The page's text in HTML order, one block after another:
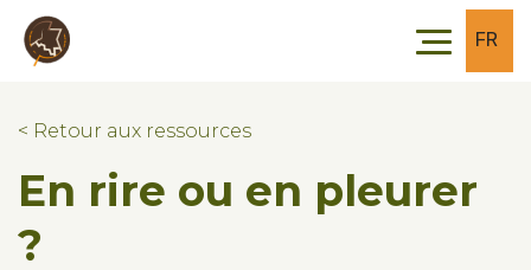
Skip to main content
Skip to footer
FR
< Retour aux ressources
En rire ou en pleurer
?